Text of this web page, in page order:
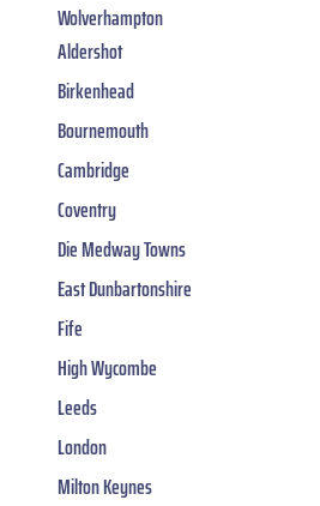
Wolverhampton
Aldershot
Birkenhead
Bournemouth
Cambridge
Coventry
Die Medway Towns
East Dunbartonshire
Fife
High Wycombe
Leeds
London
Milton Keynes